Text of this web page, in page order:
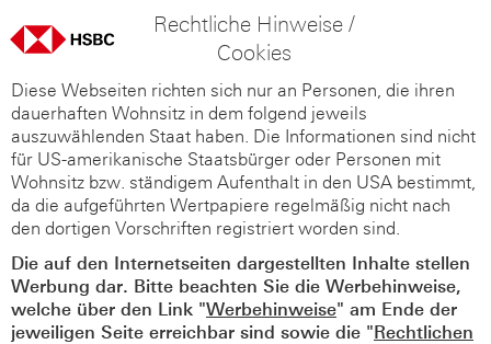
Rechtliche Hinweise /
Cookies
Diese Webseiten richten sich nur an Personen, die ihren
dauerhaften Wohnsitz in dem folgend jeweils
auszuwählenden Staat haben. Die Informationen sind nicht
für US-amerikanische Staatsbürger oder Personen mit
Wohnsitz bzw. ständigem Aufenthalt in den USA bestimmt,
da die aufgeführten Wertpapiere regelmäßig nicht nach
den dortigen Vorschriften registriert worden sind.
Die auf den Internetseiten dargestellten Inhalte stellen
Werbung dar. Bitte beachten Sie die Werbehinweise,
welche über den Link "Werbehinweise" am Ende der
jeweiligen Seite erreichbar sind sowie die "Rechtlichen